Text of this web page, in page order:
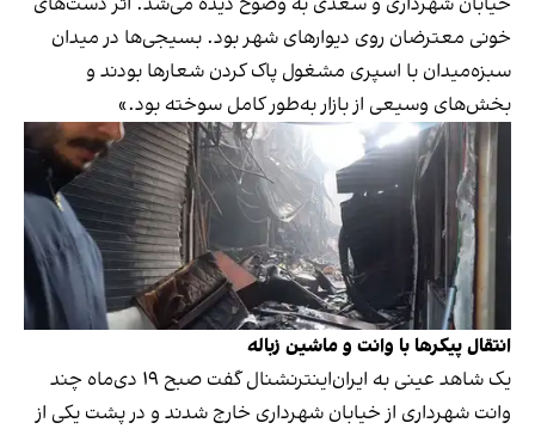
خونی معترضان روی دیوارهای شهر بود. بسیجی‌ها در میدان
سبزه‌میدان با اسپری مشغول پاک کردن شعارها بودند و
بخش‌های وسیعی از بازار به‌طور کامل سوخته بود.»
انتقال پیکرها با وانت و ماشین زباله
یک شاهد عینی به ایران‌اینترنشنال گفت صبح ۱۹ دی‌ماه چند
وانت شهرداری از خیابان شهرداری خارج شدند و در پشت یکی از